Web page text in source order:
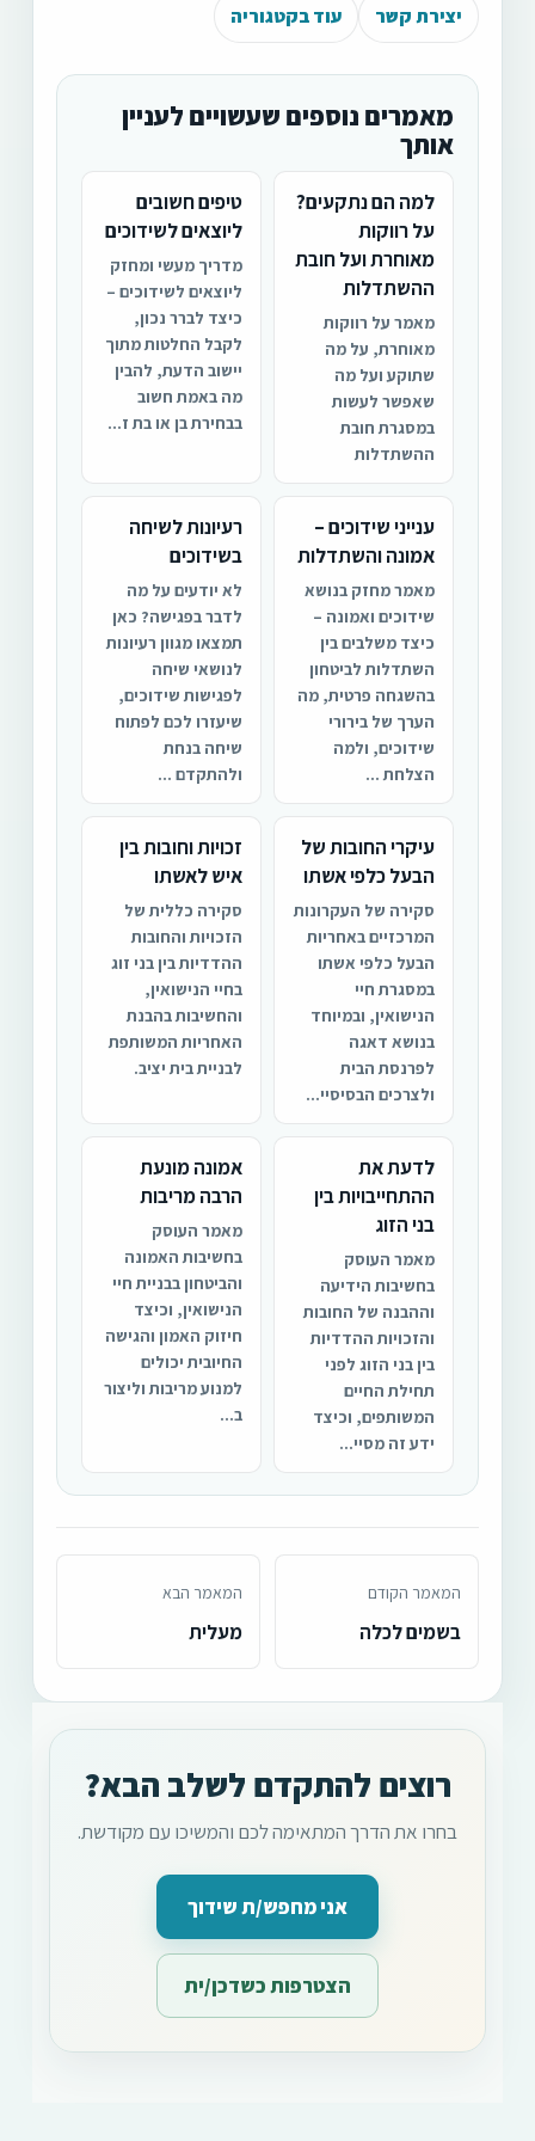
יצירת קשר עוד בקטגוריה
מאמרים נוספים שעשויים לעניין
אותך
למה הם נתקעים?
על רווקות
מאוחרת ועל חובת
ההשתדלות
מאמר על רווקות
מאוחרת, על מה
שתוקע ועל מה
שאפשר לעשות
במסגרת חובת
ההשתדלות
טיפים חשובים
ליוצאים לשידוכים
מדריך מעשי ומחזק
ליוצאים לשידוכים –
כיצד לברר נכון,
לקבל החלטות מתוך
יישוב הדעת, להבין
מה באמת חשוב
בבחירת בן או בת ז...
ענייני שידוכים –
אמונה והשתדלות
מאמר מחזק בנושא
שידוכים ואמונה –
כיצד משלבים בין
השתדלות לביטחון
בהשגחה פרטית, מה
הערך של בירורי
שידוכים, ולמה
הצלחת ...
רעיונות לשיחה
בשידוכים
לא יודעים על מה
לדבר בפגישה? כאן
תמצאו מגוון רעיונות
לנושאי שיחה
לפגישות שידוכים,
שיעזרו לכם לפתוח
שיחה בנחת
ולהתקדם ...
עיקרי החובות של
הבעל כלפי אשתו
סקירה של העקרונות
המרכזיים באחריות
הבעל כלפי אשתו
במסגרת חיי
הנישואין, ובמיוחד
בנושא דאגה
לפרנסת הבית
ולצרכים הבסיסיי...
זכויות וחובות בין
איש לאשתו
סקירה כללית של
הזכויות והחובות
ההדדיות בין בני זוג
בחיי הנישואין,
והחשיבות בהבנת
האחריות המשותפת
לבניית בית יציב.
לדעת את
ההתחייבויות בין
בני הזוג
מאמר העוסק
בחשיבות הידיעה
וההבנה של החובות
והזכויות ההדדיות
בין בני הזוג לפני
תחילת החיים
המשותפים, וכיצד
ידע זה מסיי...
אמונה מונעת
הרבה מריבות
מאמר העוסק
בחשיבות האמונה
והביטחון בבניית חיי
הנישואין, וכיצד
חיזוק האמון והגישה
החיובית יכולים
למנוע מריבות וליצור
ב...
המאמר הקודם
בשמים לכלה
המאמר הבא
מעלית
רוצים להתקדם לשלב הבא?
בחרו את הדרך המתאימה לכם והמשיכו עם מקודשת.
אני מחפש/ת שידוך
הצטרפות כשדכן/ית